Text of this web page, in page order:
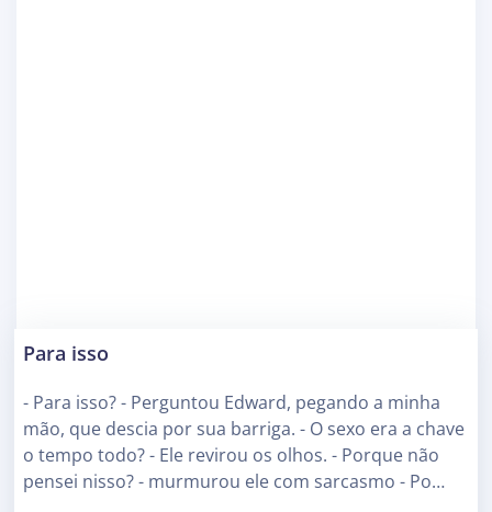
Para isso
- Para isso? - Perguntou Edward, pegando a minha
mão, que descia por sua barriga. - O sexo era a chave
o tempo todo? - Ele revirou os olhos. - Porque não
pensei nisso? - murmurou ele com sarcasmo - Po…